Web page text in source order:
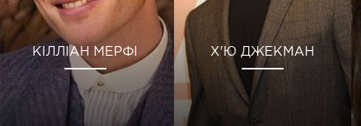
КІЛЛІАН МЕРФІ Х'Ю ДЖЕКМАН